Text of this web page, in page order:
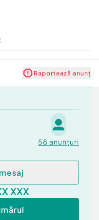
apă, canalizare
pentru activități
mari, ușor de
pentru renovare
fiind ideal
creștere de
Raportează anunț
58 anunțuri
XXX